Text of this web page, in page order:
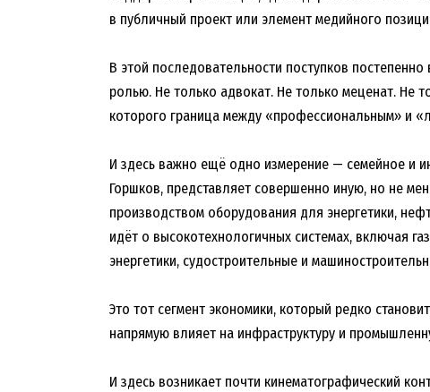
в публичный проект или элемент медийного
В этой последовательности поступков
ролью. Не только адвокат. Не только меценат. Не
которого граница между «профессиональным» и
И здесь важно ещё одно измерение — семейное и
Горшков, представляет совершенно иную, но не
производством оборудования для энергетики,
идёт о высокотехнологичных системах, включая
энергетики, судостроительные и
Это тот сегмент экономики, который редко
напрямую влияет на инфраструктуру и
И здесь возникает почти кинематографический